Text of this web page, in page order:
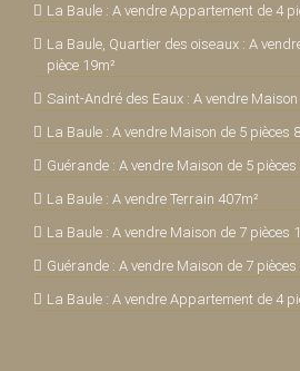
La Baule : A vendre Appartement de 4
La Baule, Quartier des oiseaux : A
pièce 19m²
Saint-André des Eaux : A vendre Maison
La Baule : A vendre Maison de 5 pièces
Guérande : A vendre Maison de 5 pièces
La Baule : A vendre Terrain 407m²
La Baule : A vendre Maison de 7 pièces
Guérande : A vendre Maison de 7 pièces
La Baule : A vendre Appartement de 4